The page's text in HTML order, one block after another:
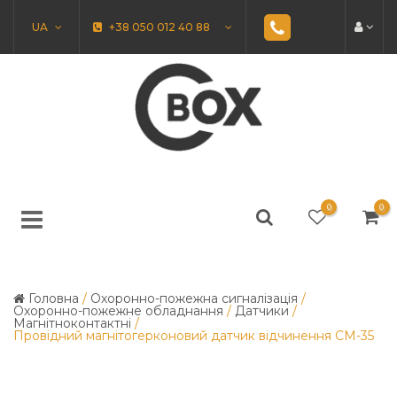
UA +38 050 012 40 88
0 0
Головна / Охоронно-пожежна сигналізація /
Охоронно-пожежне обладнання / Датчики /
Магнітноконтактні /
Провідний магнітогерконовий датчик відчинення СМ-35